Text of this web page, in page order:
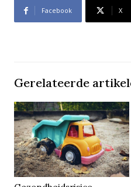
Facebook X
Gerelateerde